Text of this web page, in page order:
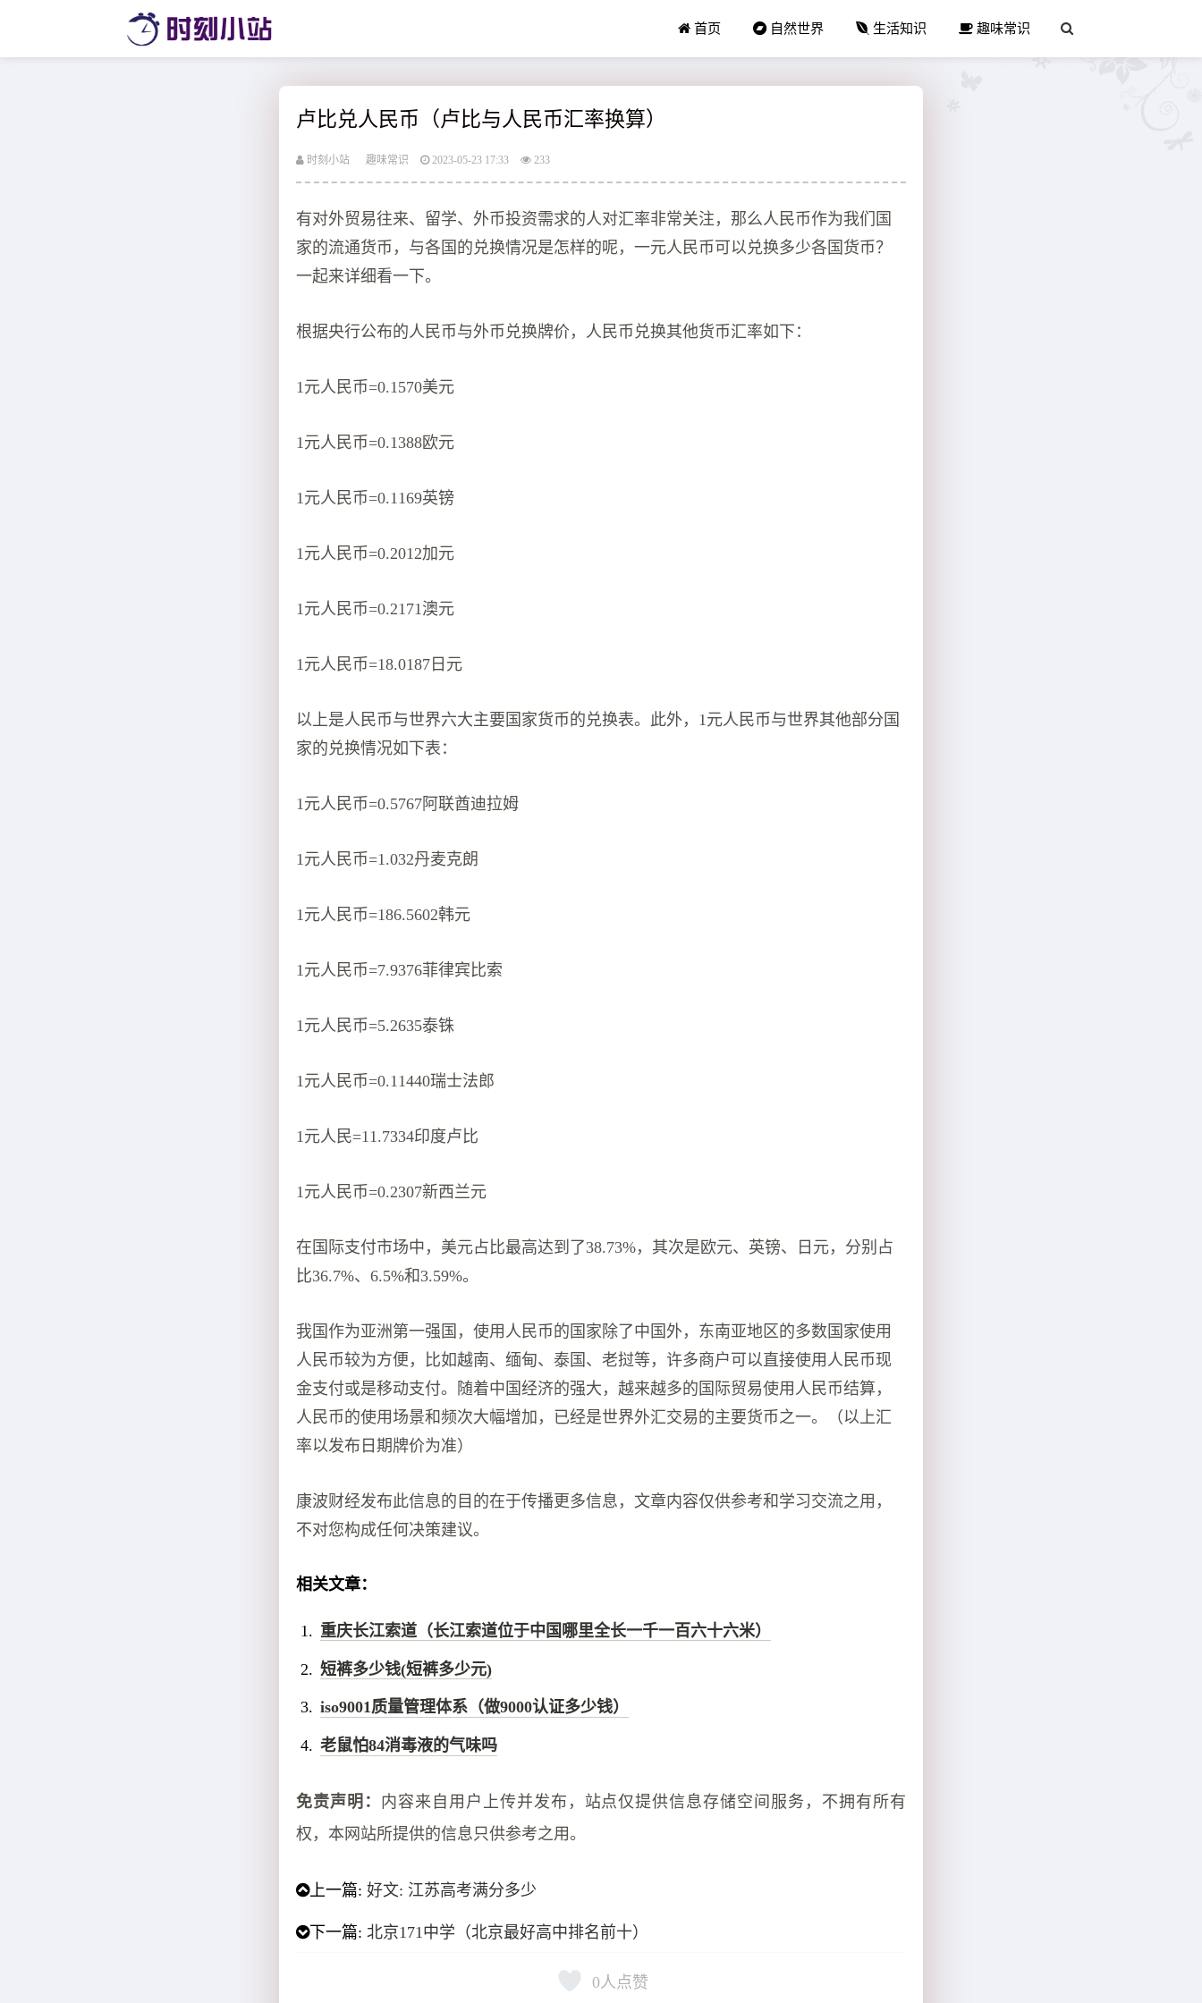
首页 自然世界 生活知识 趣味常识
卢比兑人民币（卢比与人民币汇率换算）
时刻小站 趣味常识 2023-05-23 17:33 233
有对外贸易往来、留学、外币投资需求的人对汇率非常关注，那么人民币作为我们国
家的流通货币，与各国的兑换情况是怎样的呢，一元人民币可以兑换多少各国货币？
一起来详细看一下。
根据央行公布的人民币与外币兑换牌价，人民币兑换其他货币汇率如下：
1元人民币=0.1570美元
1元人民币=0.1388欧元
1元人民币=0.1169英镑
1元人民币=0.2012加元
1元人民币=0.2171澳元
1元人民币=18.0187日元
以上是人民币与世界六大主要国家货币的兑换表。此外，1元人民币与世界其他部分国
家的兑换情况如下表：
1元人民币=0.5767阿联酋迪拉姆
1元人民币=1.032丹麦克朗
1元人民币=186.5602韩元
1元人民币=7.9376菲律宾比索
1元人民币=5.2635泰铢
1元人民币=0.11440瑞士法郎
1元人民=11.7334印度卢比
1元人民币=0.2307新西兰元
在国际支付市场中，美元占比最高达到了38.73%，其次是欧元、英镑、日元，分别占
比36.7%、6.5%和3.59%。
我国作为亚洲第一强国，使用人民币的国家除了中国外，东南亚地区的多数国家使用
人民币较为方便，比如越南、缅甸、泰国、老挝等，许多商户可以直接使用人民币现
金支付或是移动支付。随着中国经济的强大，越来越多的国际贸易使用人民币结算，
人民币的使用场景和频次大幅增加，已经是世界外汇交易的主要货币之一。（以上汇
率以发布日期牌价为准）
康波财经发布此信息的目的在于传播更多信息，文章内容仅供参考和学习交流之用，
不对您构成任何决策建议。
相关文章：
重庆长江索道（长江索道位于中国哪里全长一千一百六十六米）
短裤多少钱(短裤多少元)
iso9001质量管理体系（做9000认证多少钱）
老鼠怕84消毒液的气味吗
免责声明： 内容来自用户上传并发布，站点仅提供信息存储空间服务，不拥有所有
权，本网站所提供的信息只供参考之用。
上一篇:好文: 江苏高考满分多少
下一篇:北京171中学（北京最好高中排名前十）
0人点赞